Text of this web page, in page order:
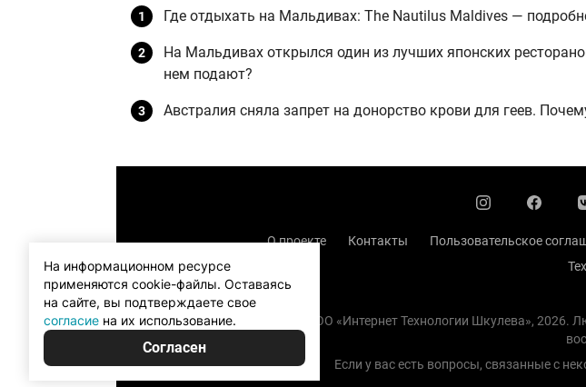
Где отдыхать на Мальдивах: The Nautilus Maldives —
На Мальдивах открылся один из лучших японских
нем подают?
Австралия сняла запрет на донорство крови для геев.
О проекте Контакты Пользовательское
Copyright (с) TOO «Интернет Технологии Шкулева», 2026.
Если у вас есть вопросы, связанные с
На информационном ресурсе
применяются cookie-файлы. Оставаясь
на сайте, вы подтверждаете свое
согласие на их использование.
Согласен